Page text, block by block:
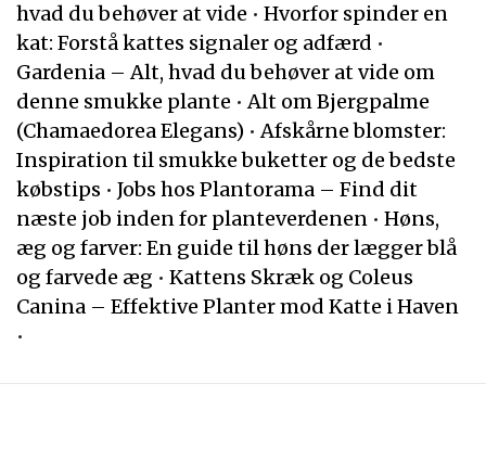
hvad du behøver at vide • Hvorfor spinder en
kat: Forstå kattes signaler og adfærd •
Gardenia – Alt, hvad du behøver at vide om
denne smukke plante •Alt om Bjergpalme
(Chamaedorea Elegans) •Afskårne blomster:
Inspiration til smukke buketter og de bedste
købstips • Jobs hos Plantorama – Find dit
næste job inden for planteverdenen • Høns,
æg og farver: En guide til høns der lægger blå
og farvede æg • Kattens Skræk og Coleus
Canina – Effektive Planter mod Katte i Haven
•